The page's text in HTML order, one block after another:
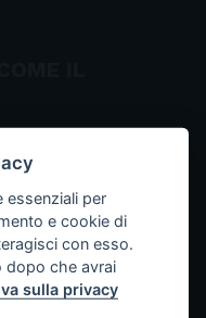
occupato,
essenziali per
e cookie di
con esso.
dopo che avrai
sulla privacy